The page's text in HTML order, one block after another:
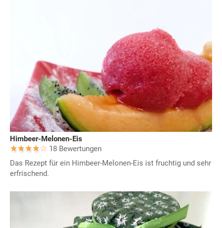
Himbeer-Melonen-Eis
18 Bewertungen
Das Rezept für ein Himbeer-Melonen-Eis ist fruchtig und sehr
erfrischend.